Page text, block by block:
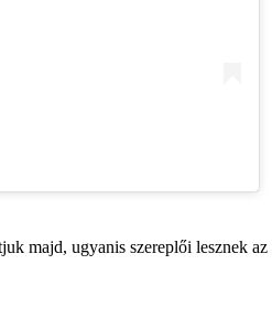
majd, ugyanis szereplői lesznek az